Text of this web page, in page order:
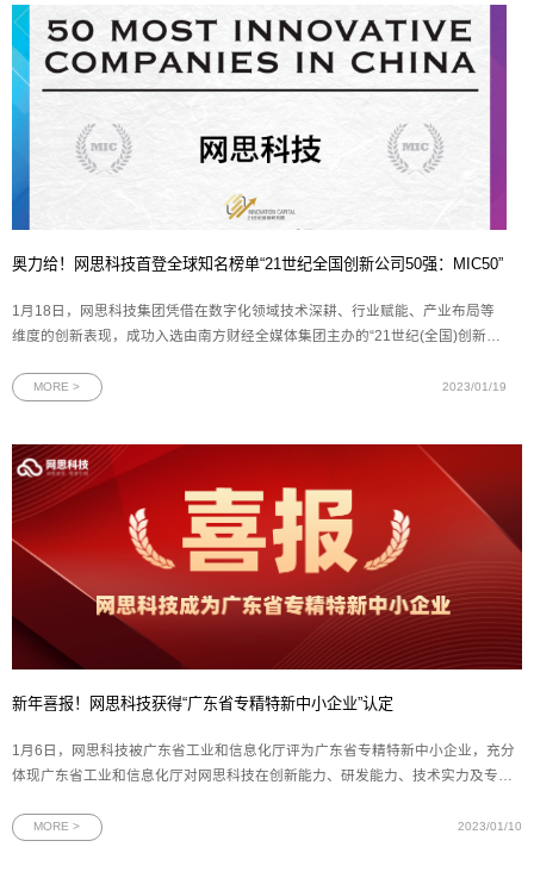
奥力给！网思科技首登全球知名榜单“21世纪全国创新公司50强：MIC50”
1月18日，网思科技集团凭借在数字化领域技术深耕、行业赋能、产业布局等
维度的创新表现，成功入选由南方财经全媒体集团主办的“21世纪(全国)创新公
的知名企业还有小米、大疆创新、赛力斯等。图为网思科技荣获“21世纪（全
MORE > 2023/01/19
新年喜报！网思科技获得“广东省专精特新中小企业”认定
1月6日，网思科技被广东省工业和信息化厅评为广东省专精特新中小企业，充分
体现广东省工业和信息化厅对网思科技在创新能力、研发能力、技术实力及专业
年6月，工业和信息化部印发了《优质中小企业梯度培育管理暂行办法》，聚焦创
MORE > 2023/01/10